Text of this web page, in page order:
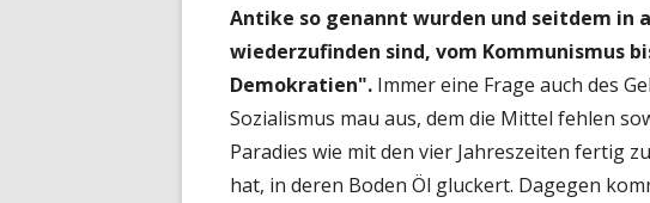
Antike so genannt wurden und seitdem in
wiederzufinden sind, vom Kommunismus
Demokratien". Immer eine Frage auch des
Sozialismus mau aus, dem die Mittel fehlen
Paradies wie mit den vier Jahreszeiten fertig
hat, in deren Boden Öl gluckert. Dagegen